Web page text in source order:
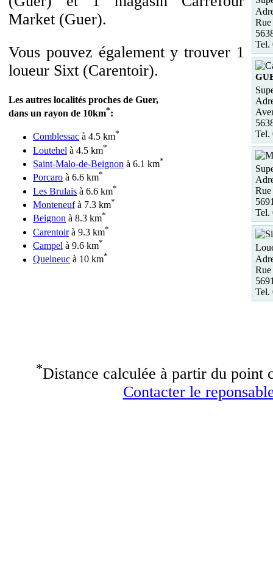
Market (Guer).
Vous pouvez également y trouver 1
loueur Sixt (Carentoir).
Les autres localités proches de Guer,
dans un rayon de 10km*:
Comblessac à 4.5 km*
Loutehel à 4.5 km*
Saint-Malo-de-Beignon à 6.1 km*
Porcaro à 6.6 km*
Les Brulais à 6.6 km*
Monteneufà 7.3 km*
Beignon à 8.3 km*
Carentoirà 9.3 km*
Campel à 9.6 km*
Quelneuc à 10 km*
Tel.
Tel.
Tel.
Rue
Tel.
*Distance calculée à partir du point
Contacter le